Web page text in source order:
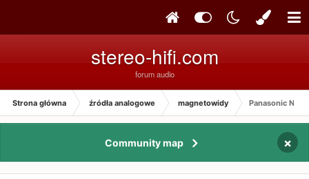
stereo-hifi.com
forum audio
Strona główna źródła analogowe magnetowidy Panasonic NV-
Community map ×